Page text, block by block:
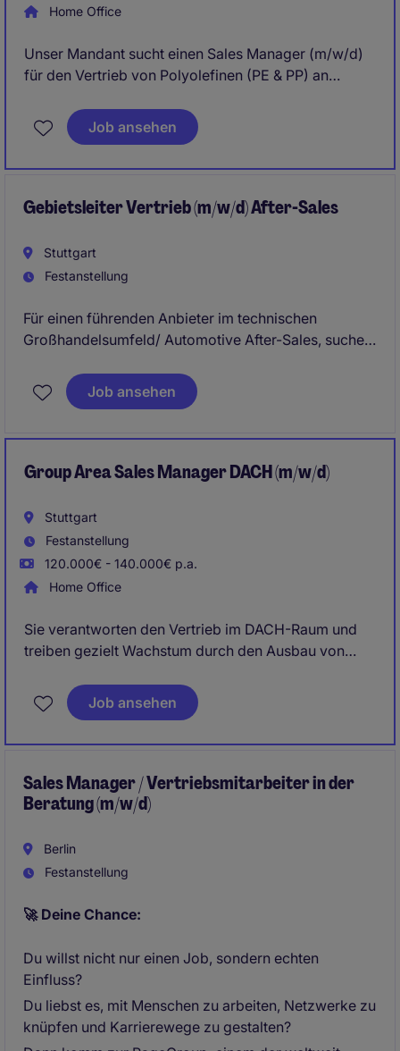
Home Office
Unser Mandant sucht einen Sales Manager (m/w/d)
für den Vertrieb von Polyolefinen (PE & PP) an
Flaschen und Kunststoffverarbeitung in Deutschland.
Die Position bietet große Gestaltungsfreiheit,
führenden Industrieumfeld.
Job ansehen
Gebietsleiter Vertrieb (m/w/d) After-Sales
Stuttgart
Festanstellung
Für einen führenden Anbieter im technischen
Großhandelsumfeld/ Automotive After-Sales, suchen
etabliertes Vertriebsgebiet mit mehreren Standorten
strategisch weiterentwickelt und nachhaltig auf
Job ansehen
Group Area Sales Manager DACH (m/w/d)
Stuttgart
Festanstellung
120.000€ - 140.000€ p.a.
Home Office
Sie verantworten den Vertrieb im DACH-Raum und
treiben gezielt Wachstum durch den Ausbau von
Neugeschäft im industriellen Umfeld voran.
Gleichzeitig gestalten Sie die Vertriebsorganisation
Unternehmens.
Job ansehen
Sales Manager / Vertriebsmitarbeiter in der
Beratung (m/w/d)
Berlin
Festanstellung
🚀 Deine Chance:
Du willst nicht nur einen Job, sondern echten
Einfluss?
Du liebst es, mit Menschen zu arbeiten, Netzwerke zu
knüpfen und Karrierewege zu gestalten?